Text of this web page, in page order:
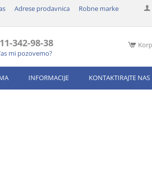
Adrese prodavnica Robne marke
342-98-38
mi pozovemo?
INFORMACIJE KONTAKTIRAJTE NAS